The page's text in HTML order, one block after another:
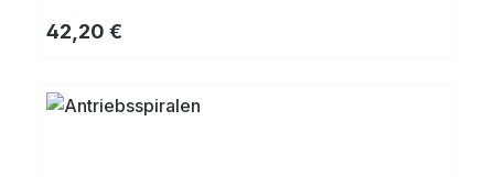
Regulärer Preis:
42,20 €